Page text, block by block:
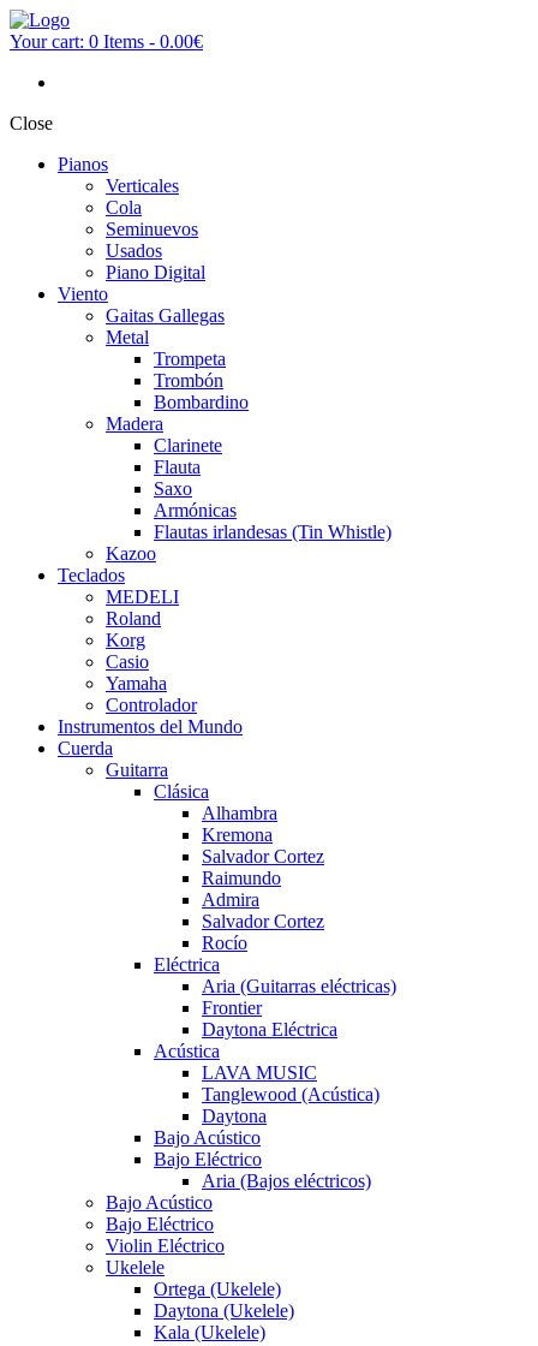
Your cart: 0 Items - 0.00€
Close
Pianos
Verticales
Cola
Seminuevos
Usados
Piano Digital
Viento
Gaitas Gallegas
Metal
Trompeta
Trombón
Bombardino
Madera
Clarinete
Flauta
Saxo
Armónicas
Flautas irlandesas (Tin Whistle)
Kazoo
Teclados
MEDELI
Roland
Korg
Casio
Yamaha
Controlador
Instrumentos del Mundo
Cuerda
Guitarra
Clásica
Alhambra
Kremona
Salvador Cortez
Raimundo
Admira
Salvador Cortez
Rocío
Eléctrica
Aria (Guitarras eléctricas)
Frontier
Daytona Eléctrica
Acústica
LAVA MUSIC
Tanglewood (Acústica)
Daytona
Bajo Acústico
Bajo Eléctrico
Aria (Bajos eléctricos)
Bajo Acústico
Bajo Eléctrico
Violin Eléctrico
Ukelele
Ortega (Ukelele)
Daytona (Ukelele)
Kala (Ukelele)